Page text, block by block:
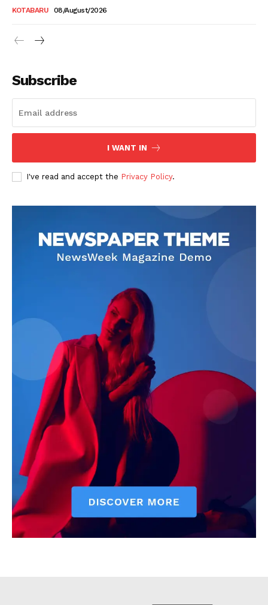
KOTABARU 08/August/2026
Subscribe
I WANT IN
I've read and accept the Privacy Policy.